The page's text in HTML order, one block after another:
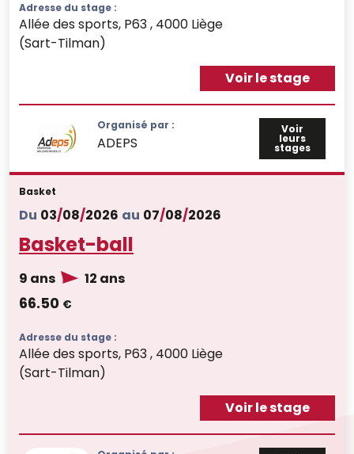
Organisé par :
ADEPS
Voir
leurs
stages
Adresse du stage :
Allée des sports, P63 , 4000 Liège
(Sart-Tilman)
Voir le stage
Basket
Du 03/08/2026 au 07/08/2026
Basket-ball
9 ans 12 ans
66.50 €
Adresse du stage :
Allée des sports, P63 , 4000 Liège
(Sart-Tilman)
Voir le stage